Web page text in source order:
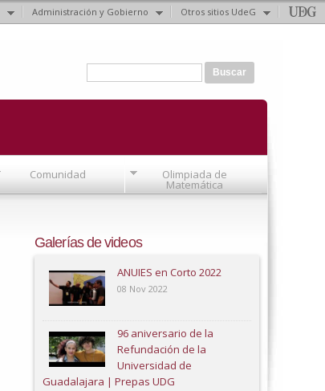
Administración y Gobierno Otros sitios UdeG
Formulario de búsqueda
Comunidad Olimpiada de
Matemática
Galerías de videos
ANUIES en Corto 2022
08 Nov 2022
96 aniversario de la
Refundación de la
Universidad de
Guadalajara | Prepas UDG